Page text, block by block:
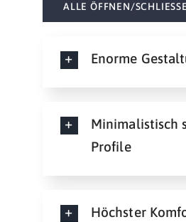
ALLE ÖFFNEN/
Enorme
Minimalistisch
Profile
Höchster